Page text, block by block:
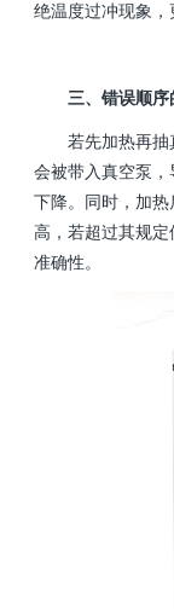
绝温度过冲现象，
三、错误顺序
若先加热再
会被带入真空泵
下降。同时，加
高，若超过其规
准确性。